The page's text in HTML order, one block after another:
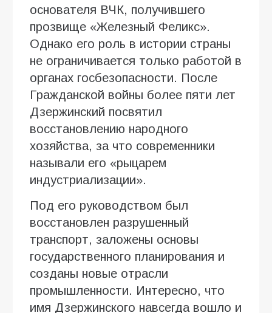
основателя ВЧК, получившего
прозвище «Железный Феликс».
Однако его роль в истории страны
не ограничивается только работой в
органах госбезопасности. После
Гражданской войны более пяти лет
Дзержинский посвятил
восстановлению народного
хозяйства, за что современники
называли его «рыцарем
индустриализации».
Под его руководством был
восстановлен разрушенный
транспорт, заложены основы
государственного планирования и
созданы новые отрасли
промышленности. Интересно, что
имя Дзержинского навсегда вошло и